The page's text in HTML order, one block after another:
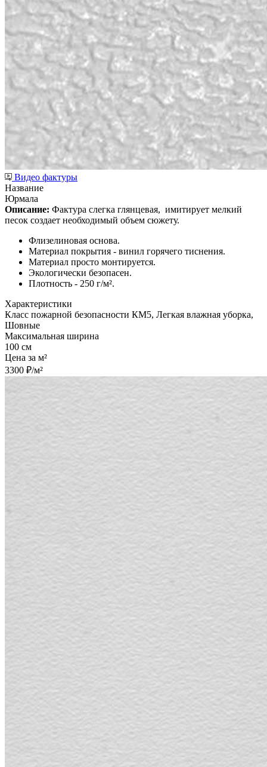
Видео фактуры
Название
Юрмала
Описание: Фактура слегка глянцевая, имитирует мелкий
песок создает необходимый объем сюжету.
Флизелиновая основа.
Материал покрытия - винил горячего тиснения.
Материал просто монтируется.
Экологически безопасен.
Плотность - 250 г/м².
Характеристики
Класс пожарной безопасности КМ5, Легкая влажная уборка,
Шовные
Максимальная ширина
100 см
Цена за м²
3300 ₽/м²